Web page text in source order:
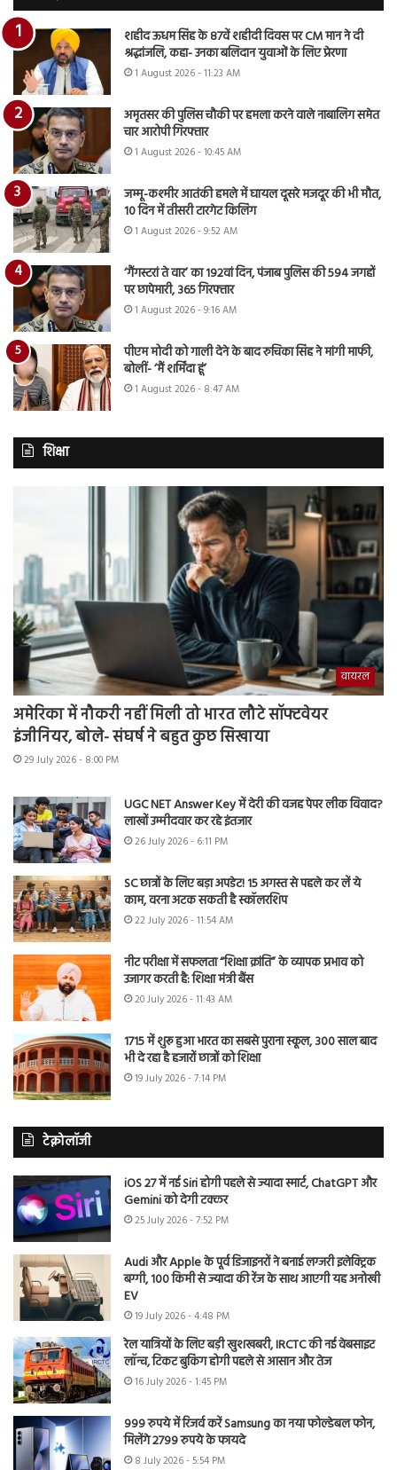
शहीद ऊधम सिंह के 87वें शहीदी दिवस पर CM मान ने दी
श्रद्धांजलि, कहा- उनका बलिदान युवाओं के लिए प्रेरणा
1 August 2026 - 11:23 AM
अमृतसर की पुलिस चौकी पर हमला करने वाले नाबालिग समेत
चार आरोपी गिरफ्तार
1 August 2026 - 10:45 AM
जम्मू-कश्मीर आतंकी हमले में घायल दूसरे मजदूर की भी मौत,
10 दिन में तीसरी टारगेट किलिंग
1 August 2026 - 9:52 AM
‘गैंगस्टरां ते वार’ का 192वां दिन, पंजाब पुलिस की 594 जगहों
पर छापेमारी, 365 गिरफ्तार
1 August 2026 - 9:16 AM
पीएम मोदी को गाली देने के बाद रुचिका सिंह ने मांगी माफी,
बोलीं- ‘मैं शर्मिंदा हूं’
1 August 2026 - 8:47 AM
शिक्षा
वायरल
अमेरिका में नौकरी नहीं मिली तो भारत लौटे सॉफ्टवेयर
इंजीनियर, बोले- संघर्ष ने बहुत कुछ सिखाया
29 July 2026 - 8:00 PM
UGC NET Answer Key में देरी की वजह पेपर लीक विवाद?
लाखों उम्मीदवार कर रहे इंतजार
26 July 2026 - 6:11 PM
SC छात्रों के लिए बड़ा अपडेट! 15 अगस्त से पहले कर लें ये
काम, वरना अटक सकती है स्कॉलरशिप
22 July 2026 - 11:54 AM
नीट परीक्षा में सफलता “शिक्षा क्रांति” के व्यापक प्रभाव को
उजागर करती है: शिक्षा मंत्री बैंस
20 July 2026 - 11:43 AM
1715 में शुरू हुआ भारत का सबसे पुराना स्कूल, 300 साल बाद
भी दे रहा है हजारों छात्रों को शिक्षा
19 July 2026 - 7:14 PM
टेक्नोलॉजी
iOS 27 में नई Siri होगी पहले से ज्यादा स्मार्ट, ChatGPT और
Gemini को देगी टक्कर
25 July 2026 - 7:52 PM
Audi और Apple के पूर्व डिजाइनरों ने बनाई लग्जरी इलेक्ट्रिक
बग्गी, 100 किमी से ज्यादा की रेंज के साथ आएगी यह अनोखी
EV
19 July 2026 - 4:48 PM
रेल यात्रियों के लिए बड़ी खुशखबरी, IRCTC की नई वेबसाइट
लॉन्च, टिकट बुकिंग होगी पहले से आसान और तेज
16 July 2026 - 1:45 PM
999 रुपये में रिजर्व करें Samsung का नया फोल्डेबल फोन,
मिलेंगे 2799 रुपये के फायदे
8 July 2026 - 5:54 PM